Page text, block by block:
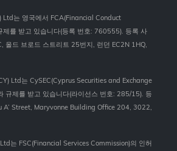
Ltd는 영국에서 FCA(Financial Conduct
를 받고 있습니다(등록 번호: 760555). 등록 사
올드 브로드 스트리트 25번지, 런던 EC2N 1HQ,
Ltd는 CySEC(Cyprus Securities and Exchange
규제를 받고 있습니다(라이선스 번호: 285/15). 등
A’ Street, Maryvonne Building Office 204, 3022,
는 FSC(Financial Services Commission)의 인허